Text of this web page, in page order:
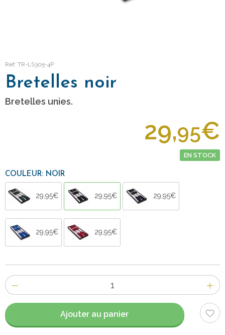
Ref: TR-LS305-4P
Bretelles noir
Bretelles unies.
29,95€
EN STOCK
COULEUR: NOIR
29,95€ 29,95€ 29,95€
29,95€ 29,95€
Nombre
d'items
Ajouter au panier